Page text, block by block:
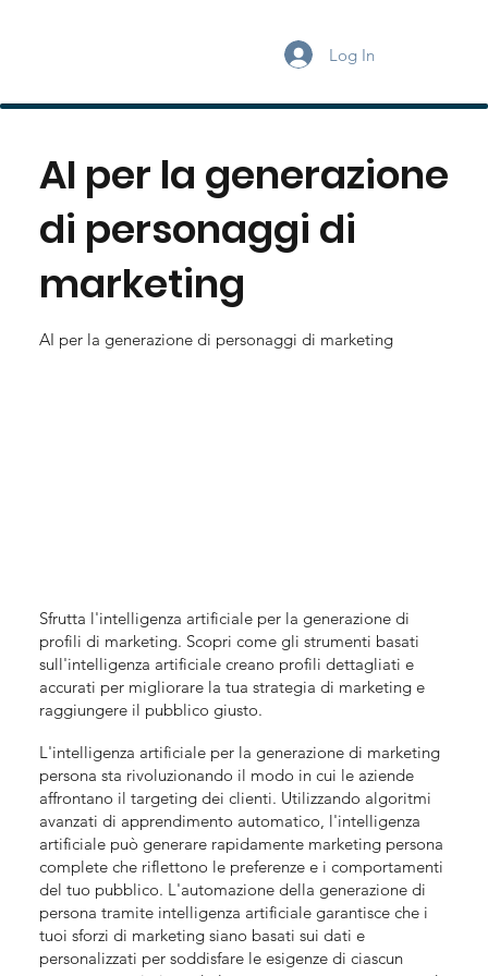
Log In
AI per la generazione
di personaggi di
marketing
AI per la generazione di personaggi di marketing
Sfrutta l'intelligenza artificiale per la generazione di
profili di marketing. Scopri come gli strumenti basati
sull'intelligenza artificiale creano profili dettagliati e
accurati per migliorare la tua strategia di marketing e
raggiungere il pubblico giusto.
L'intelligenza artificiale per la generazione di marketing
persona sta rivoluzionando il modo in cui le aziende
affrontano il targeting dei clienti. Utilizzando algoritmi
avanzati di apprendimento automatico, l'intelligenza
artificiale può generare rapidamente marketing persona
complete che riflettono le preferenze e i comportamenti
del tuo pubblico. L'automazione della generazione di
persona tramite intelligenza artificiale garantisce che i
tuoi sforzi di marketing siano basati sui dati e
personalizzati per soddisfare le esigenze di ciascun